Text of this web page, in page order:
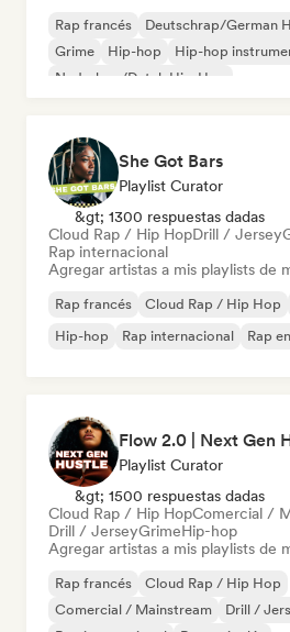
Rap francés Deutschrap/German
Grime
Hip-hop Hip-hop
Nederhop/Dutch Hip-Hop
She Got Bars
Playlist Curator
&gt; 1300 respuestas dadas
Cloud Rap / Hip HopDrill / Jersey
Rap internacional
Agregar artistas a mis playlists de
Rap francés Cloud Rap / Hip Hop
Hip-hop
Rap internacional Rap
Flow 2.0 | Next Gen
Playlist Curator
&gt; 1500 respuestas dadas
Cloud Rap / Hip HopComercial /
Drill / JerseyGrimeHip-hop
Agregar artistas a mis playlists de
Rap francés
Cloud Rap / Hip Hop
Comercial / Mainstream
Drill /